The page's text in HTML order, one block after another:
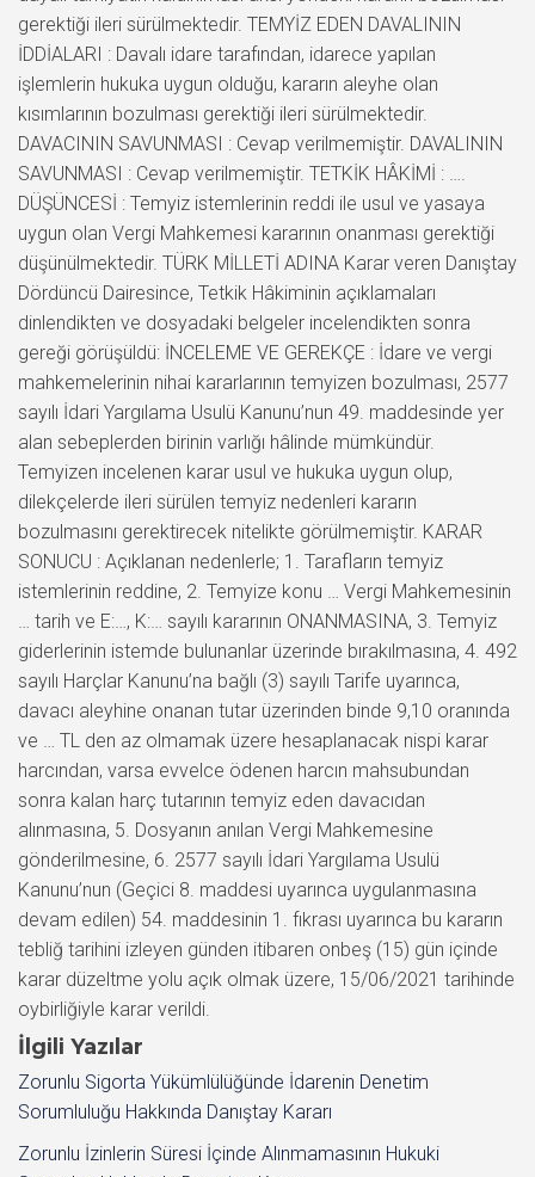
gerektiği ileri sürülmektedir. TEMYİZ EDEN DAVALININ
İDDİALARI : Davalı idare tarafından, idarece yapılan
işlemlerin hukuka uygun olduğu, kararın aleyhe olan
kısımlarının bozulması gerektiği ileri sürülmektedir.
DAVACININ SAVUNMASI : Cevap verilmemiştir. DAVALININ
SAVUNMASI : Cevap verilmemiştir. TETKİK HÂKİMİ : ….
DÜŞÜNCESİ : Temyiz istemlerinin reddi ile usul ve yasaya
uygun olan Vergi Mahkemesi kararının onanması gerektiği
düşünülmektedir. TÜRK MİLLETİ ADINA Karar veren Danıştay
Dördüncü Dairesince, Tetkik Hâkiminin açıklamaları
dinlendikten ve dosyadaki belgeler incelendikten sonra
gereği görüşüldü: İNCELEME VE GEREKÇE : İdare ve vergi
mahkemelerinin nihai kararlarının temyizen bozulması, 2577
sayılı İdari Yargılama Usulü Kanunu’nun 49. maddesinde yer
alan sebeplerden birinin varlığı hâlinde mümkündür.
Temyizen incelenen karar usul ve hukuka uygun olup,
dilekçelerde ileri sürülen temyiz nedenleri kararın
bozulmasını gerektirecek nitelikte görülmemiştir. KARAR
SONUCU : Açıklanan nedenlerle; 1. Tarafların temyiz
istemlerinin reddine, 2. Temyize konu … Vergi Mahkemesinin
… tarih ve E:…, K:… sayılı kararının ONANMASINA, 3. Temyiz
giderlerinin istemde bulunanlar üzerinde bırakılmasına, 4. 492
sayılı Harçlar Kanunu’na bağlı (3) sayılı Tarife uyarınca,
davacı aleyhine onanan tutar üzerinden binde 9,10 oranında
ve … TL den az olmamak üzere hesaplanacak nispi karar
harcından, varsa evvelce ödenen harcın mahsubundan
sonra kalan harç tutarının temyiz eden davacıdan
alınmasına, 5. Dosyanın anılan Vergi Mahkemesine
gönderilmesine, 6. 2577 sayılı İdari Yargılama Usulü
Kanunu’nun (Geçici 8. maddesi uyarınca uygulanmasına
devam edilen) 54. maddesinin 1. fıkrası uyarınca bu kararın
tebliğ tarihini izleyen günden itibaren onbeş (15) gün içinde
karar düzeltme yolu açık olmak üzere, 15/06/2021 tarihinde
oybirliğiyle karar verildi.
İlgili Yazılar
Zorunlu Sigorta Yükümlülüğünde İdarenin Denetim
Sorumluluğu Hakkında Danıştay Kararı
Zorunlu İzinlerin Süresi İçinde Alınmamasının Hukuki